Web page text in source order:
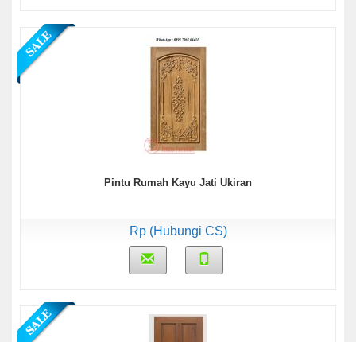
Pintu Rumah Kayu Jati Ukiran
Rp (Hubungi CS)